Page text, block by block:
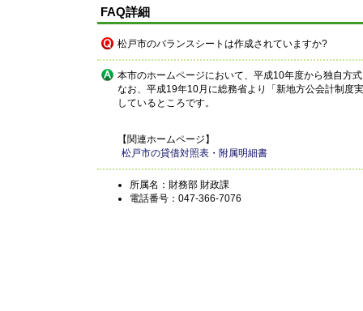
FAQ詳細
松戸市のバランスシートは作成されていますか?
本市のホームページにおいて、平成10年度から独自方
なお、平成19年10月に総務省より「新地方公会計制度
しているところです。
【関連ホームページ】
松戸市の貸借対照表・附属明細書
所属名：財務部 財政課
電話番号：047-366-7076